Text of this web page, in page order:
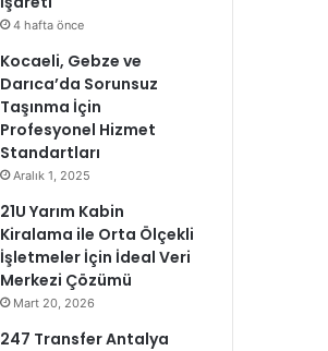
4 hafta önce
Kocaeli, Gebze ve
Darıca’da Sorunsuz
Taşınma İçin
Profesyonel Hizmet
Standartları
Aralık 1, 2025
21U Yarım Kabin
Kiralama ile Orta Ölçekli
İşletmeler İçin İdeal Veri
Merkezi Çözümü
Mart 20, 2026
247 Transfer Antalya